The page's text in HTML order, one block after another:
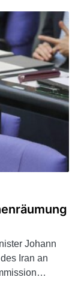
Johann
Iran an